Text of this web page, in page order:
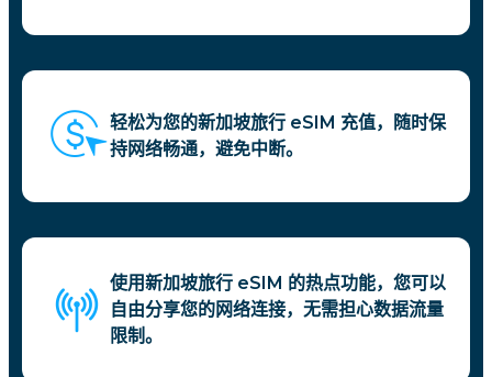
轻松为您的新加坡旅行 eSIM 充值，随时保
持网络畅通，避免中断。
使用新加坡旅行 eSIM 的热点功能，您可以
自由分享您的网络连接，无需担心数据流量
限制。